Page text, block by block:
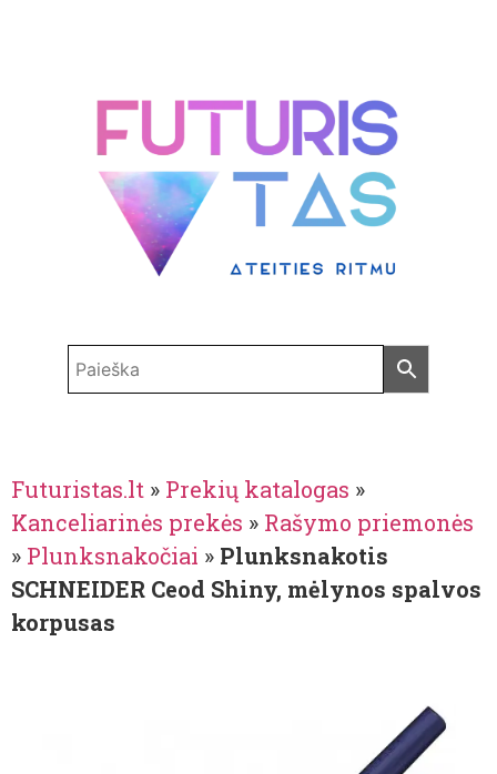
Futuristas.lt » Prekių katalogas »
Kanceliarinės prekės » Rašymo priemonės
» Plunksnakočiai » Plunksnakotis
SCHNEIDER Ceod Shiny, mėlynos spalvos
korpusas